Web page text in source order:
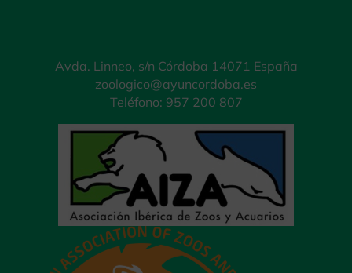
Avda. Linneo, s/n Córdoba 14071 España
zoologico@ayuncordoba.es
Teléfono: 957 200 807